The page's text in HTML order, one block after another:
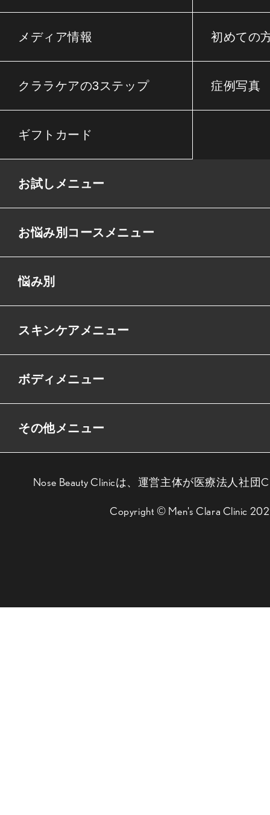
メディア情報 初めての
クララケアの3ステップ 症例写真
ギフトカード
お試しメニュー
お悩み別コースメニュー
悩み別
スキンケアメニュー
ボディメニュー
その他メニュー
Nose Beauty Clinicは、運営主体が医療法人社団
Copyright © Men's Clara Clinic